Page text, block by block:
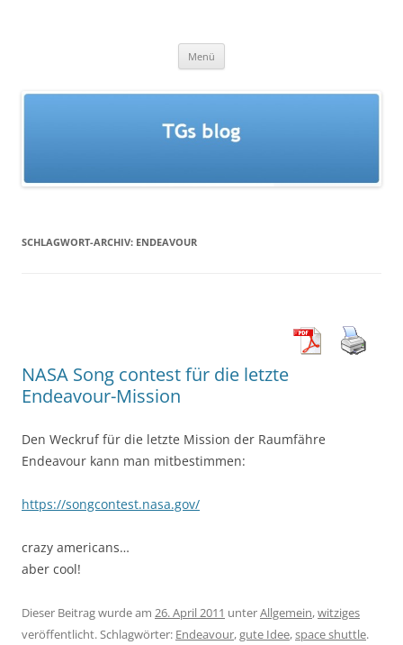
Menü
SCHLAGWORT-ARCHIV: ENDEAVOUR
NASA Song contest für die letzte
Endeavour-Mission
Den Weckruf für die letzte Mission der Raumfähre
Endeavour kann man mitbestimmen:
https://songcontest.nasa.gov/
crazy americans…
aber cool!
Dieser Beitrag wurde am 26. April 2011 unterAllgemein,witziges
veröffentlicht. Schlagwörter: Endeavour,gute Idee,space shuttle.